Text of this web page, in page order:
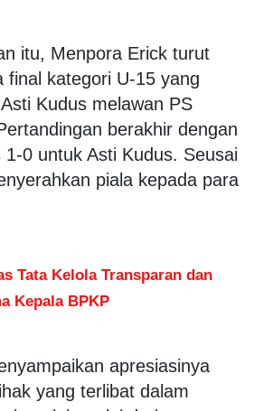
itu, Menpora Erick turut
final kategori U-15 yang
Kudus melawan PS
berakhir dengan
1-0 untuk Asti Kudus. Seusai
piala kepada para
Tata Kelola Transparan dan
Kepala BPKP
apresiasinya
yang terlibat dalam